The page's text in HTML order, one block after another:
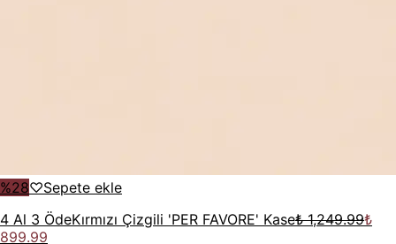
%28♡Sepete ekle
4 Al 3 ÖdeKırmızı Çizgili 'PER FAVORE' Kase₺ 1,249.99₺
899.99